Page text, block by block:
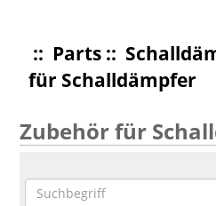
:: Parts ::
für Schalldämpfer
Zubehör für